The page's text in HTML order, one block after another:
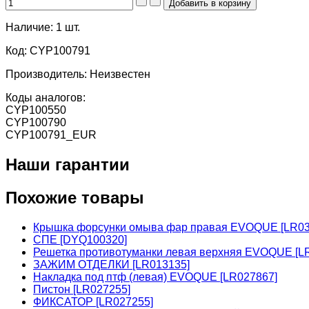
Наличие: 1 шт.
Код: CYP100791
Производитель: Неизвестен
Коды аналогов:
CYP100550
CYP100790
CYP100791_EUR
Наши гарантии
Похожие товары
Крышка форсунки омыва фар правая EVOQUE
СПЕ [DYQ100320]
Решетка противотуманки левая верхняя EVOQUE
ЗАЖИМ ОТДЕЛКИ [LR013135]
Накладка под птф (левая) EVOQUE [LR027867]
Пистон [LR027255]
ФИКСАТОР [LR027255]